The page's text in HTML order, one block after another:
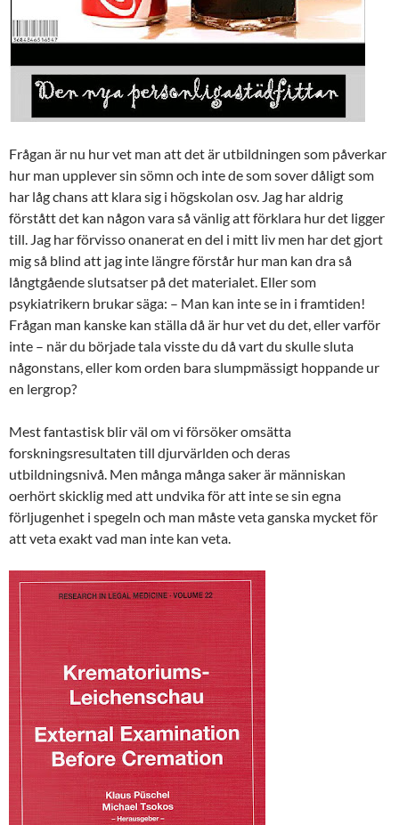
Frågan är nu hur vet man att det är utbildningen som påverkar
hur man upplever sin sömn och inte de som sover dåligt som
har låg chans att klara sig i högskolan osv. Jag har aldrig
förstått det kan någon vara så vänlig att förklara hur det ligger
till. Jag har förvisso onanerat en del i mitt liv men har det gjort
mig så blind att jag inte längre förstår hur man kan dra så
långtgående slutsatser på det materialet. Eller som
psykiatrikern brukar säga: – Man kan inte se in i framtiden!
Frågan man kanske kan ställa då är hur vet du det, eller varför
inte – när du började tala visste du då vart du skulle sluta
någonstans, eller kom orden bara slumpmässigt hoppande ur
en lergrop?
Mest fantastisk blir väl om vi försöker omsätta
forskningsresultaten till djurvärlden och deras
utbildningsnivå. Men många många saker är människan
oerhört skicklig med att undvika för att inte se sin egna
förljugenhet i spegeln och man måste veta ganska mycket för
att veta exakt vad man inte kan veta.